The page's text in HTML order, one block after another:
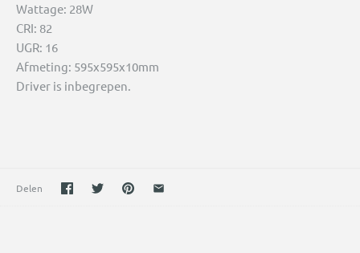
Wattage: 28W
CRI: 82
UGR: 16
Afmeting: 595x595x10mm
Driver is inbegrepen.
Delen